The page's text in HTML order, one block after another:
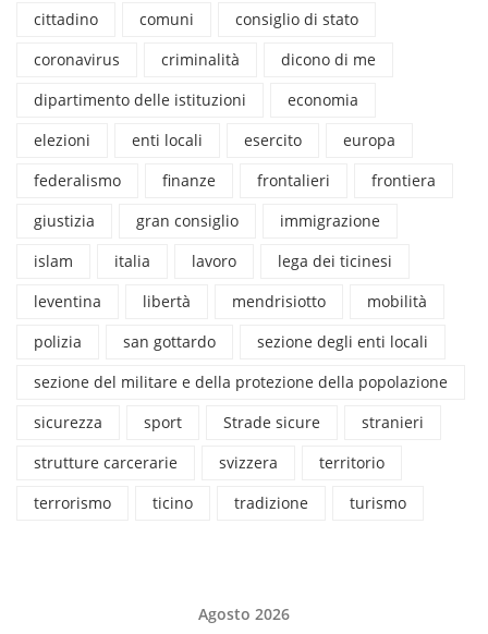
cittadino
comuni
consiglio di stato
coronavirus
criminalità
dicono di me
dipartimento delle istituzioni
economia
elezioni
enti locali esercito
europa
federalismo
finanze frontalieri
frontiera
giustizia
gran consiglio
immigrazione
islam
italia lavoro
lega dei ticinesi
leventina
libertà mendrisiotto
mobilità
polizia
san gottardo
sezione degli enti locali
sezione del militare e della protezione della popolazione
sicurezza
sport Strade sicure
stranieri
strutture carcerarie
svizzera
territorio
terrorismo
ticino tradizione turismo
Agosto 2026